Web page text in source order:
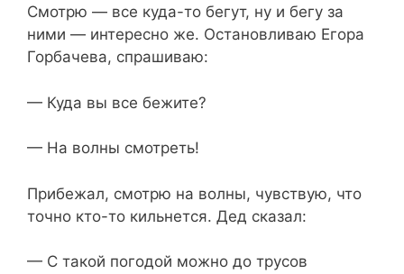
Смотрю — все куда-то бегут, ну и бегу за
ними — интересно же. Остановливаю Егора
Горбачева, спрашиваю:
— Куда вы все бежите?
— На волны смотреть!
Прибежал, смотрю на волны, чувствую, что
точно кто-то кильнется. Дед сказал:
— С такой погодой можно до трусов